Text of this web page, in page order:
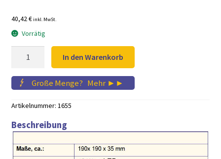
war:
44,98 €33,97 €.
40,42 €inkl. MwSt.
Vorrätig
18W
EINBAU
Downlight
In den Warenkorb
Große Menge? Mehr ►►
Artikelnummer: 1655
Beschreibung